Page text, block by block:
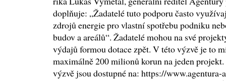
doplňuje: „Žadatelé tuto podporu často
zdrojů energie pro vlastní spotřebu podniku
budov a areálů“. Žadatelé mohou na své
výdajů formou dotace zpět. V této výzvě je to
maximálně 200 milionů korun na jeden
výzvě jsou dostupné na: https://